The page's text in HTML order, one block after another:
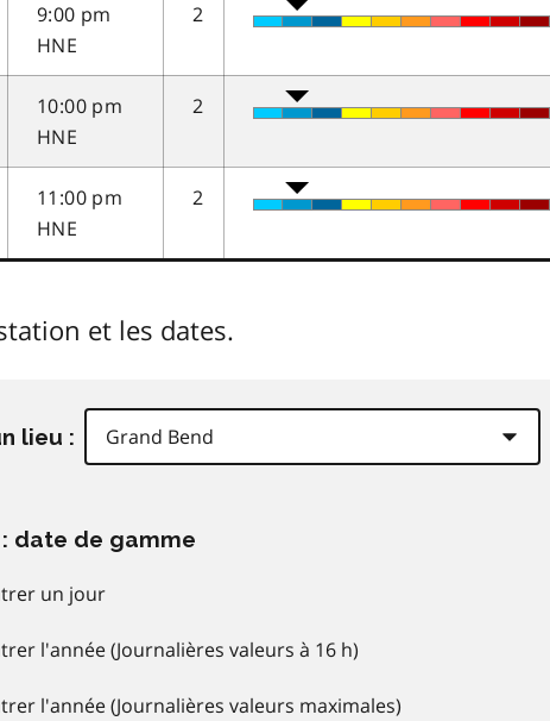
9:00 pm
HNE
2
10:00 pm
HNE
2
11:00 pm
HNE
2
et les dates.
lieu :
date de gamme
un jour
l'année (Journalières valeurs à 16 h)
l'année (Journalières valeurs maximales)